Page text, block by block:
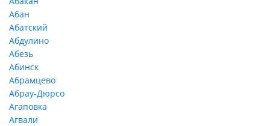
Абан
Абатский
Абдулино
Абезь
Абинск
Абрамцево
Абрау-Дюрсо
Агаповка
Агвали